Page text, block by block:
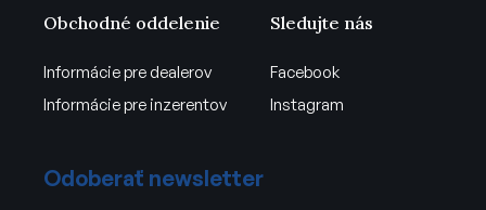
Obchodné oddelenie
Informácie pre dealerov
Informácie pre inzerentov
Sledujte nás
Facebook
Instagram
Odoberať newsletter